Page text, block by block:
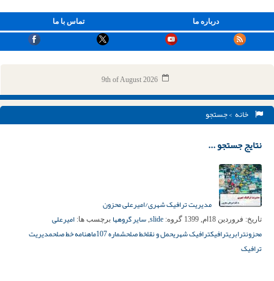
تماس با ما درباره ما
9th of August 2026
خانه > جستجو
نتایج جستجو ...
مدیریت ترافیک شهری/امیرعلی محزون
تاریخ: فروردین 18ام, 1399 گروه: slide
, سایر گروهها برچسب ها: امیرعلی
محزونترابریترافیکترافیک شهریحمل و نقلخط صلحشماره 107 ماهنامه خط صلحمدیریت
ترافیک